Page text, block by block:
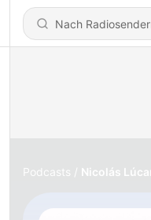
Podcasts Nicolás